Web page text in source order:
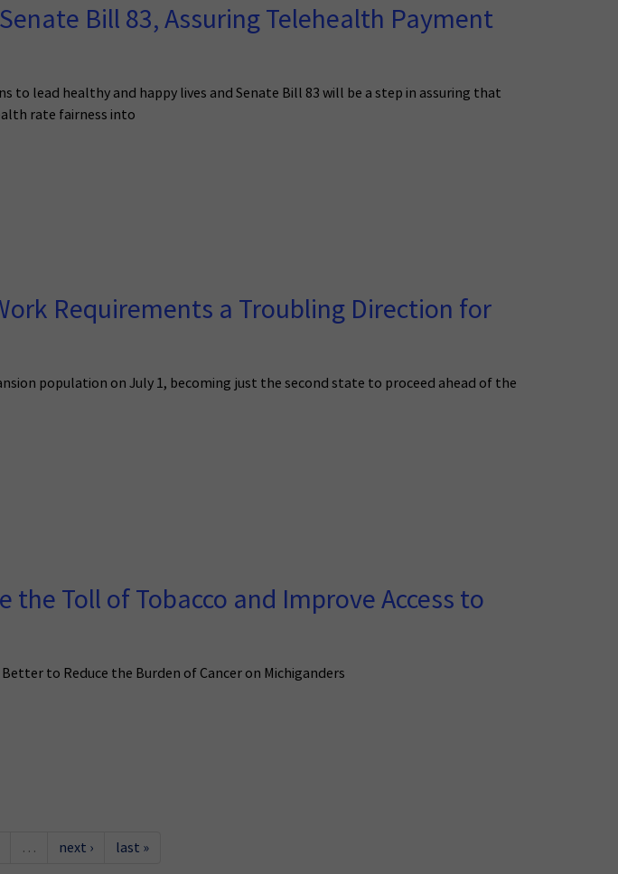
Bill 83, Assuring Telehealth Payment
to lead healthy and happy lives and Senate Bill 83 will be a step in assuring that
rate fairness into
Requirements a Troubling Direction for
population on July 1, becoming just the second state to proceed ahead of the
Toll of Tobacco and Improve Access to
to Reduce the Burden of Cancer on Michiganders
… next › last »